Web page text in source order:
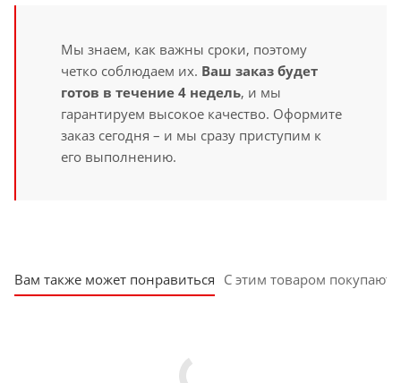
Мы знаем, как важны сроки, поэтому
четко соблюдаем их. Ваш заказ будет
готов в течение 4 недель, и мы
гарантируем высокое качество. Оформите
заказ сегодня – и мы сразу приступим к
его выполнению.
Вам также может понравиться С этим товаром покупают